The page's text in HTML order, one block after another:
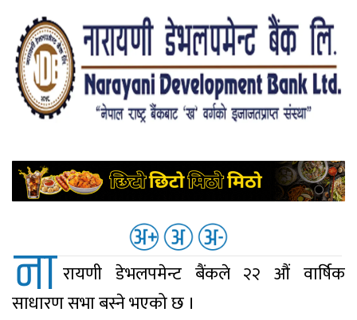
बजार
बैंक-
वित्त
अन्य
ना रायणी डेभलपमेन्ट बैंकले २२ औं वार्षिक
साधारण सभा बस्ने भएको छ ।